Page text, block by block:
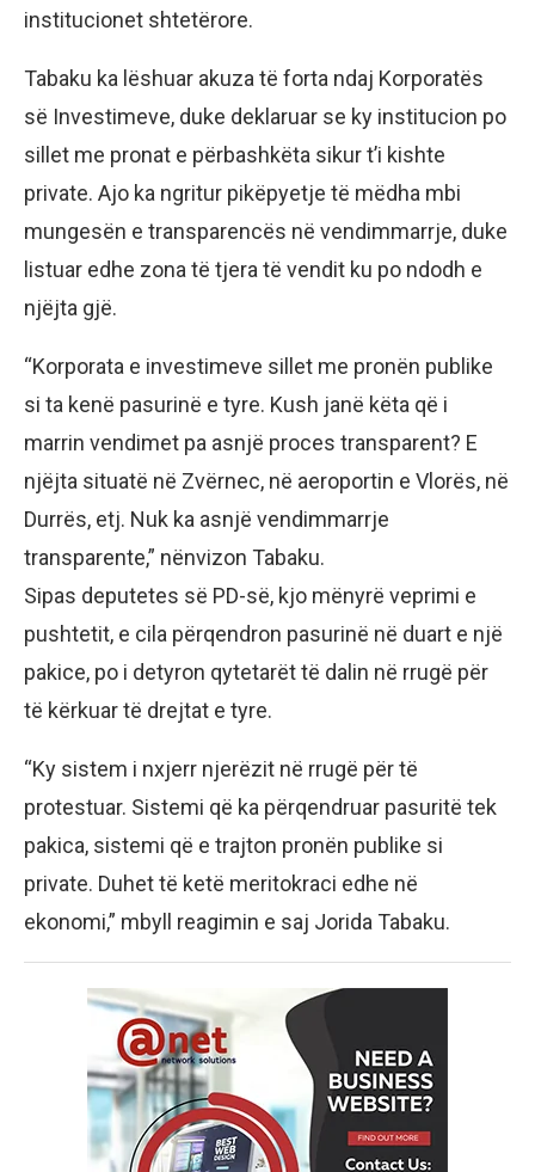
institucionet shtetërore.
Tabaku ka lëshuar akuza të forta ndaj Korporatës
së Investimeve, duke deklaruar se ky institucion po
sillet me pronat e përbashkëta sikur t’i kishte
private. Ajo ka ngritur pikëpyetje të mëdha mbi
mungesën e transparencës në vendimmarrje, duke
listuar edhe zona të tjera të vendit ku po ndodh e
njëjta gjë.
“Korporata e investimeve sillet me pronën publike
si ta kenë pasurinë e tyre. Kush janë këta që i
marrin vendimet pa asnjë proces transparent? E
njëjta situatë në Zvërnec, në aeroportin e Vlorës, në
Durrës, etj. Nuk ka asnjë vendimmarrje
transparente,” nënvizon Tabaku.
Sipas deputetes së PD-së, kjo mënyrë veprimi e
pushtetit, e cila përqendron pasurinë në duart e një
pakice, po i detyron qytetarët të dalin në rrugë për
të kërkuar të drejtat e tyre.
“Ky sistem i nxjerr njerëzit në rrugë për të
protestuar. Sistemi që ka përqendruar pasuritë tek
pakica, sistemi që e trajton pronën publike si
private. Duhet të ketë meritokraci edhe në
ekonomi,” mbyll reagimin e saj Jorida Tabaku.